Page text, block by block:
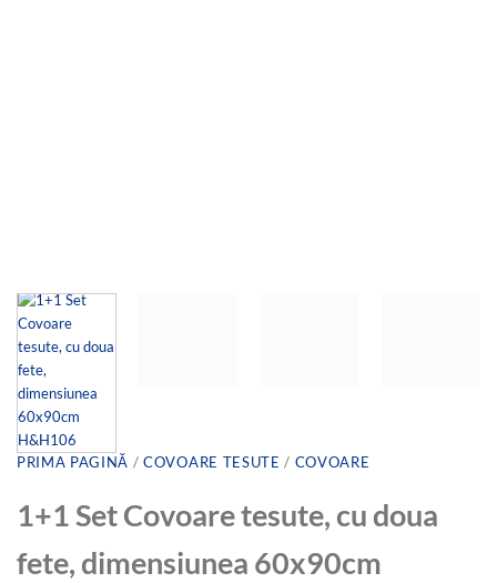
PRIMA PAGINĂ / COVOARE TESUTE / COVOARE
1+1 Set Covoare tesute, cu doua
fete, dimensiunea 60x90cm